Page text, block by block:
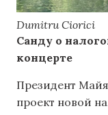
Dumitru Ciorici
Санду о
концерте
Президент
проект новой